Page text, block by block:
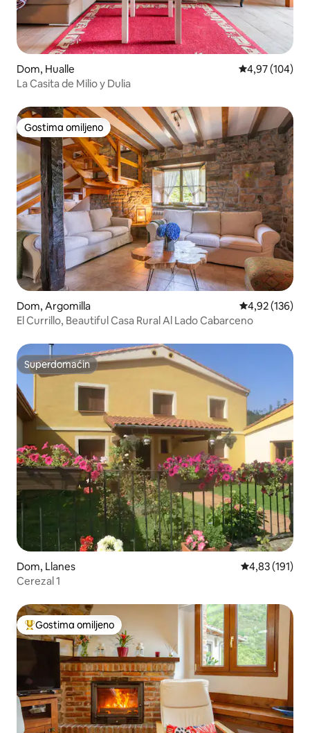
Dom, Hualle Prosečna
4,97 (104)
La Casita de Milio y Dulia
Gostima omiljeno
Gostima omiljeno
Dom, Argomilla Prosečna
4,92 (136)
El Currillo, Beautiful Casa Rural Al Lado Cabarceno
Superdomaćin
Superdomaćin
Dom, Llanes Prosečna
4,83 (191)
Cerezal 1
Najuspešniji među gostima omiljenim
Gostima omiljeno